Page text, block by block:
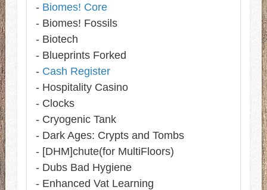
- Biomes! Core
- Biomes! Fossils
- Biotech
- Blueprints Forked
- Cash Register
- Hospitality Casino
- Clocks
- Cryogenic Tank
- Dark Ages: Crypts and Tombs
- [DHM]chute(for MultiFloors)
- Dubs Bad Hygiene
- Enhanced Vat Learning